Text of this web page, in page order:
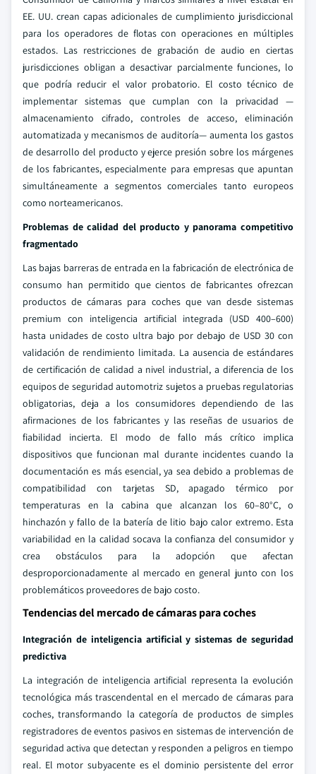
EE. UU. crean capas adicionales de cumplimiento jurisdiccional
para los operadores de flotas con operaciones en múltiples
estados. Las restricciones de grabación de audio en ciertas
jurisdicciones obligan a desactivar parcialmente funciones, lo
que podría reducir el valor probatorio. El costo técnico de
implementar sistemas que cumplan con la privacidad —
almacenamiento cifrado, controles de acceso, eliminación
automatizada y mecanismos de auditoría— aumenta los gastos
de desarrollo del producto y ejerce presión sobre los márgenes
de los fabricantes, especialmente para empresas que apuntan
simultáneamente a segmentos comerciales tanto europeos
como norteamericanos.
Problemas de calidad del producto y panorama competitivo
fragmentado
Las bajas barreras de entrada en la fabricación de electrónica de
consumo han permitido que cientos de fabricantes ofrezcan
productos de cámaras para coches que van desde sistemas
premium con inteligencia artificial integrada (USD 400–600)
hasta unidades de costo ultra bajo por debajo de USD 30 con
validación de rendimiento limitada. La ausencia de estándares
de certificación de calidad a nivel industrial, a diferencia de los
equipos de seguridad automotriz sujetos a pruebas regulatorias
obligatorias, deja a los consumidores dependiendo de las
afirmaciones de los fabricantes y las reseñas de usuarios de
fiabilidad incierta. El modo de fallo más crítico implica
dispositivos que funcionan mal durante incidentes cuando la
documentación es más esencial, ya sea debido a problemas de
compatibilidad con tarjetas SD, apagado térmico por
temperaturas en la cabina que alcanzan los 60–80°C, o
hinchazón y fallo de la batería de litio bajo calor extremo. Esta
variabilidad en la calidad socava la confianza del consumidor y
crea obstáculos para la adopción que afectan
desproporcionadamente al mercado en general junto con los
problemáticos proveedores de bajo costo.
Tendencias del mercado de cámaras para coches
Integración de inteligencia artificial y sistemas de seguridad
predictiva
La integración de inteligencia artificial representa la evolución
tecnológica más trascendental en el mercado de cámaras para
coches, transformando la categoría de productos de simples
registradores de eventos pasivos en sistemas de intervención de
seguridad activa que detectan y responden a peligros en tiempo
real. El motor subyacente es el dominio persistente del error